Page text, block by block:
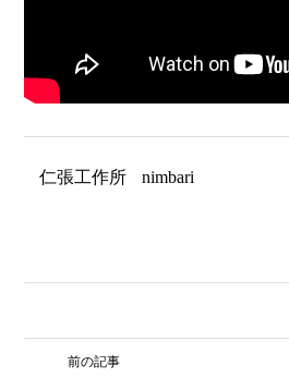
仁張工作所 nimbari
前の記事